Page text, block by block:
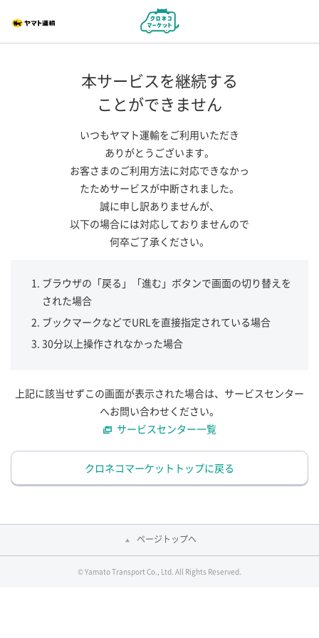
本サービスを継続する
ことができません
いつもヤマト運輸をご利用いただき
ありがとうございます。
お客さまのご利用方法に対応できなかっ
たためサービスが中断されました。
誠に申し訳ありませんが、
以下の場合には対応しておりませんので
何卒ご了承ください。
ブラウザの「戻る」「進む」ボタンで画面の切り替えを
された場合
ブックマークなどでURLを直接指定されている場合
30分以上操作されなかった場合
上記に該当せずこの画面が表示された場合は、サービスセンター
へお問い合わせください。
サービスセンター一覧
クロネコマーケットトップに戻る
ページトップへ
© Yamato Transport Co., Ltd. All Rights Reserved.